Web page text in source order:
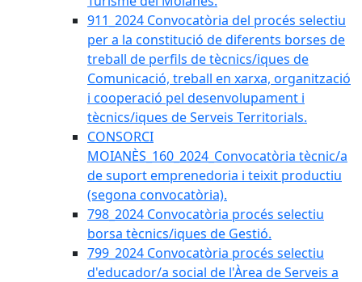
911_2024 Convocatòria del procés selectiu
per a la constitució de diferents borses de
treball de perfils de tècnics/iques de
Comunicació, treball en xarxa, organització
i cooperació pel desenvolupament i
tècnics/iques de Serveis Territorials.
CONSORCI
MOIANÈS_160_2024_Convocatòria tècnic/a
de suport emprenedoria i teixit productiu
(segona convocatòria).
798_2024 Convocatòria procés selectiu
borsa tècnics/iques de Gestió.
799_2024 Convocatòria procés selectiu
d'educador/a social de l'Àrea de Serveis a